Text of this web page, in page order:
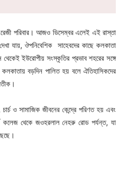
পরিবার। আজও ডিসেম্বর এলেই এই রাস্তা
যায়, ঔপনিবেশিক সাহেবদের কাছে কলকাতা
ইউরোপীয় সংস্কৃতির প্রভাব শহরের সঙ্গে
বড়দিন পালিত হয় বলে ঐতিহাসিকদের
ও সামাজিক জীবনের কেন্দ্রে পরিণত হয় এবং
কলেজ থেকে জওহরলাল নেহরু রোড পর্যন্ত, যা